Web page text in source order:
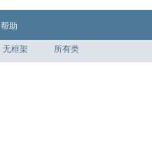
帮助
无框架 所有类